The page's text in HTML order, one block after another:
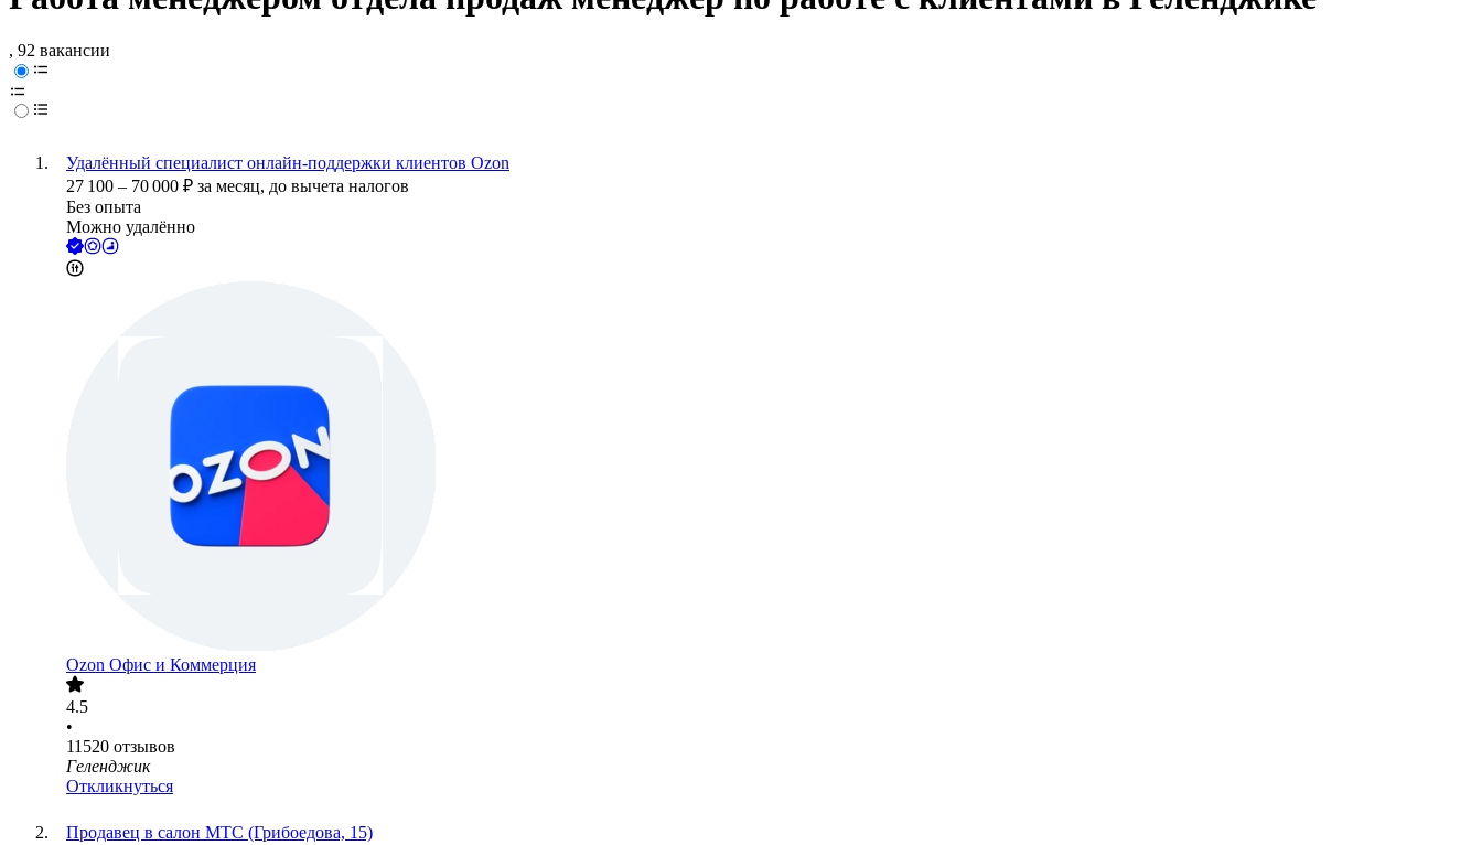
, 92 вакансии
Удалённый специалист онлайн-поддержки клиентов Ozon
27 100 – 70 000 ₽ за месяц, до вычета налогов
Без опыта
Можно удалённо
Ozon Офис и Коммерция
4.5
•
11520 отзывов
Геленджик
Откликнуться
Продавец в салон МТС (Грибоедова, 15)